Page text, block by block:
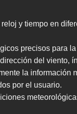
y tiempo en
precisos para
del viento,
la información
por el usuario.